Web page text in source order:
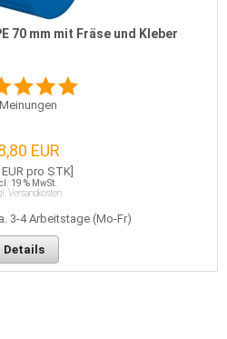
70 mm mit Fräse und Kleber
Meinungen
EUR
EUR pro STK]
19 % MwSt.
Versandkosten
Details